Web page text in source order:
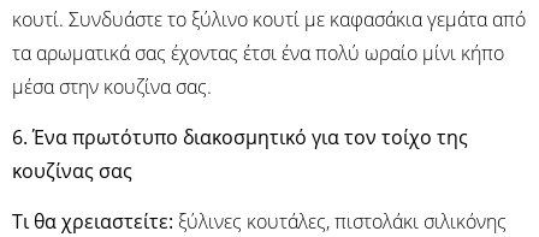
κουτί. Συνδυάστε το ξύλινο κουτί με καφασάκια γεμάτα από
τα αρωματικά σας έχοντας έτσι ένα πολύ ωραίο μίνι κήπο
μέσα στην κουζίνα σας.
6. Ένα πρωτότυπο διακοσμητικό για τον τοίχο της
κουζίνας σας
Τι θα χρειαστείτε: ξύλινες κουτάλες, πιστολάκι σιλικόνης